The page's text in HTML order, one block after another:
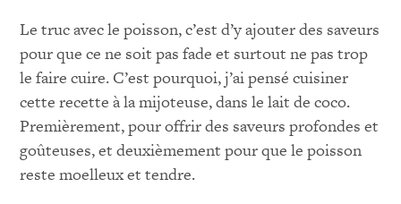
Le truc avec le poisson, c’est d’y ajouter des saveurs
pour que ce ne soit pas fade et surtout ne pas trop
le faire cuire. C’est pourquoi, j’ai pensé cuisiner
cette recette à la mijoteuse, dans le lait de coco.
Premièrement, pour offrir des saveurs profondes et
goûteuses, et deuxièmement pour que le poisson
reste moelleux et tendre.